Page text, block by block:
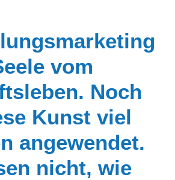
vom
Noch
Kunst viel
angewendet.
nicht, wie